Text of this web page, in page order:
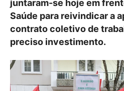
juntaram-se hoje em
Saúde para reivindicar a
contrato coletivo de
preciso investimento.